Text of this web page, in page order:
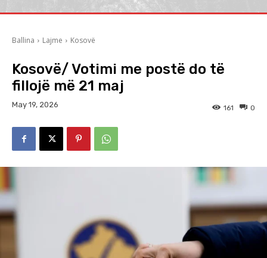
Ballina Lajme Kosovë
Kosovë/ Votimi me postë do të
fillojë më 21 maj
May 19, 2026 0
161